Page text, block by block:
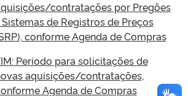
contratações por Pregões
de Registros de Preços
conforme Agenda de Compras
Período para solicitações de
aquisições/contratações,
Agenda de Compras